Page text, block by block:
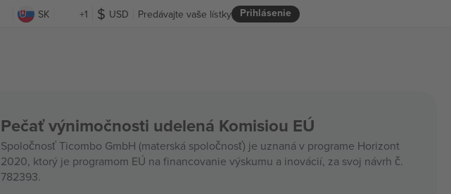
SK +1 USD Prihlásenie
Predávajte vaše lístky
Pečať výnimočnosti udelená Komisiou EÚ
Spoločnosť Ticombo GmbH (materská spoločnosť) je uznaná v programe Horizont
2020, ktorý je programom EÚ na financovanie výskumu a inovácií, za svoj návrh č.
782393.